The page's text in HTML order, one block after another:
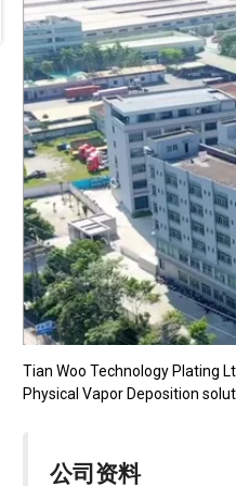
Tian Woo Technology Plating
Physical Vapor Deposition
公司资料